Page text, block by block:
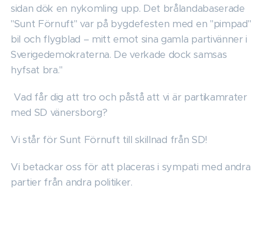
sidan dök en nykomling upp. Det brålandabaserade
"Sunt Förnuft" var på bygdefesten med en "pimpad"
bil och flygblad – mitt emot sina gamla partivänner i
Sverigedemokraterna. De verkade dock samsas
hyfsat bra."
Vad får dig att tro och påstå att vi är partikamrater
med SD vänersborg?
Vi står för Sunt Förnuft till skillnad från SD!
Vi betackar oss för att placeras i sympati med andra
partier från andra politiker.